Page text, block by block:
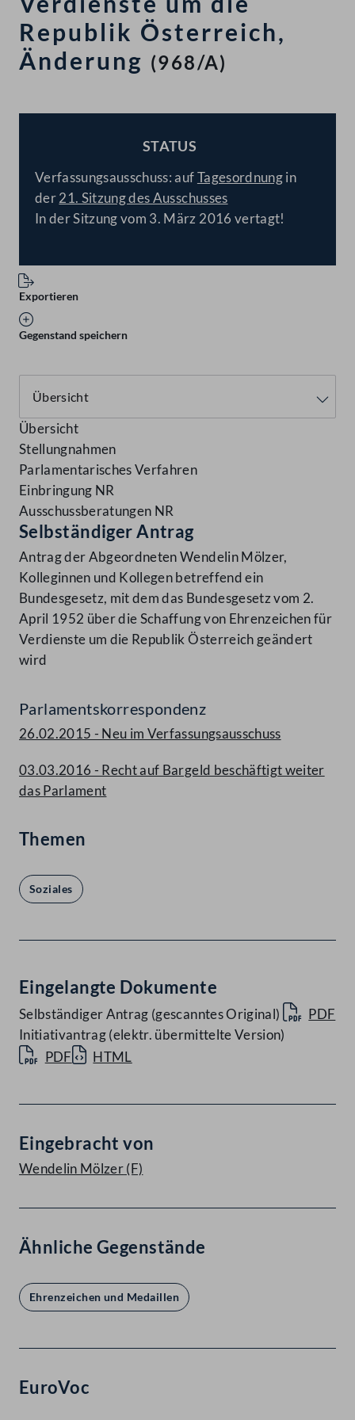
Republik Österreich,
Änderung (968/A)
STATUS
Verfassungsausschuss: aufTagesordnungin
der21. Sitzung des Ausschusses
In der Sitzung vom 3. März 2016 vertagt!
Exportieren
Gegenstand speichern
Übersicht
Stellungnahmen
Parlamentarisches Verfahren
Einbringung NR
Ausschussberatungen NR
Selbständiger Antrag
Antrag der Abgeordneten Wendelin Mölzer,
Kolleginnen und Kollegen betreffend ein
Bundesgesetz, mit dem das Bundesgesetz vom 2.
April 1952 über die Schaffung von Ehrenzeichen für
Verdienste um die Republik Österreich geändert
wird
Parlamentskorrespondenz
26.02.2015 - Neu im Verfassungsausschuss
03.03.2016 - Recht auf Bargeld beschäftigt weiter
das Parlament
Themen
Soziales
Eingelangte Dokumente
Selbständiger Antrag (gescanntes Original)
PDF
Initiativantrag (elektr. übermittelte Version)
PDF
HTML
Eingebracht von
Wendelin Mölzer(F)
Ähnliche Gegenstände
Ehrenzeichen und Medaillen
EuroVoc